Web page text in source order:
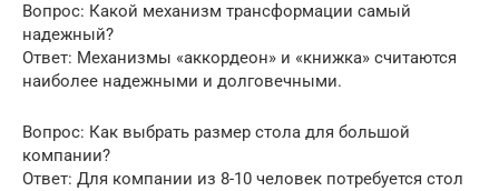
Вопрос: Какой механизм трансформации самый
надежный?
Ответ: Механизмы «аккордеон» и «книжка» считаются
наиболее надежными и долговечными.
Вопрос: Как выбрать размер стола для большой
компании?
Ответ: Для компании из 8-10 человек потребуется стол